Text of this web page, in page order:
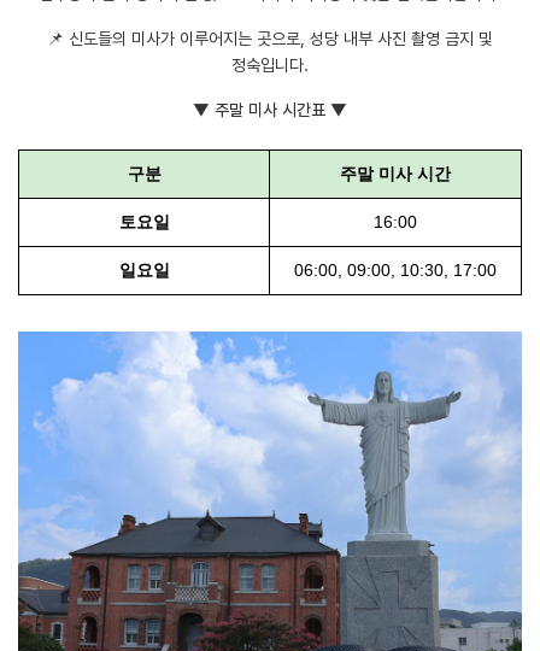
📌 신도들의 미사가 이루어지는 곳으로, 성당 내부 사진 촬영 금지 및
정숙입니다.
▼ 주말 미사 시간표 ▼
구분 주말 미사 시간
토요일 16:00
일요일 06:00, 09:00, 10:30, 17:00